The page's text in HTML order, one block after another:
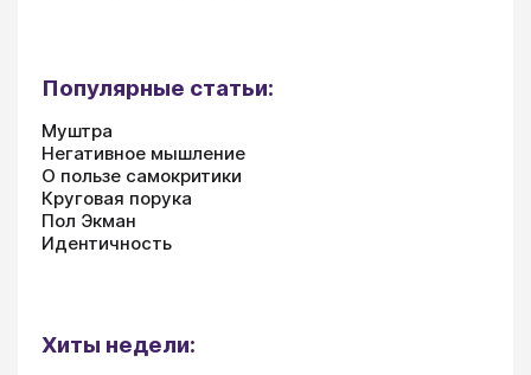
Популярные статьи:
Муштра
Негативное мышление
О пользе самокритики
Круговая порука
Пол Экман
Идентичность
Хиты недели: